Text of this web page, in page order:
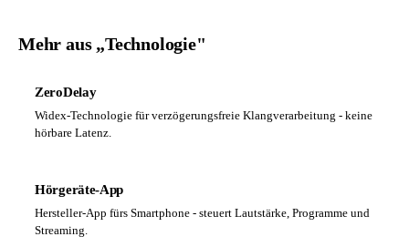
Mehr aus „Technologie"
ZeroDelay
Widex-Technologie für verzögerungsfreie Klangverarbeitung - keine
hörbare Latenz.
Hörgeräte-App
Hersteller-App fürs Smartphone - steuert Lautstärke, Programme und
Streaming.